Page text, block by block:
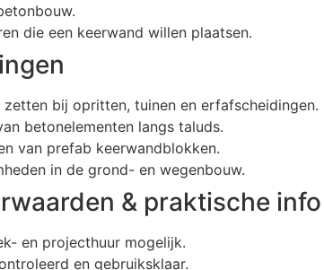
die een keerwand willen plaatsen.
zetten bij opritten, tuinen en erfafscheidingen.
betonelementen langs taluds.
van prefab keerwandblokken.
in de grond- en wegenbouw.
& praktische info
en projecthuur mogelijk.
en gebruiksklaar.